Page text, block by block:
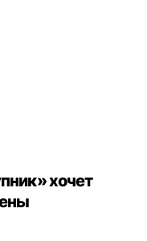
хочет